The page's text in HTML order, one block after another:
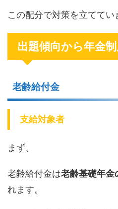
この配分で対策を立ててい
出題傾向から年金
老齢給付金
支給対象者
まず、
老齢給付金は老齢基礎年金
れます。